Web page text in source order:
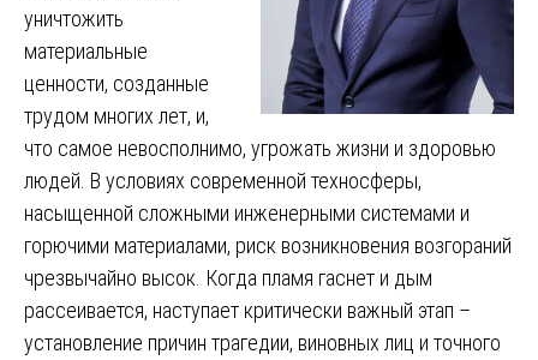
уничтожить
материальные
ценности, созданные
трудом многих лет, и,
что самое невосполнимо, угрожать жизни и здоровью
людей. В условиях современной техносферы,
насыщенной сложными инженерными системами и
горючими материалами, риск возникновения возгораний
чрезвычайно высок. Когда пламя гаснет и дым
рассеивается, наступает критически важный этап –
установление причин трагедии, виновных лиц и точного